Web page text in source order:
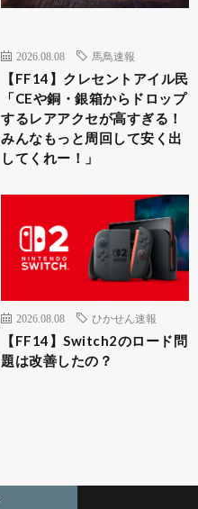
2026.08.08 馬鳥速報
【FF14】クレセントアイル民
「CEや銅・銀箱からドロップ
するレアアクセが高すぎる！
みんなもっと周回して安く出
してくれー！」
2026.08.08 ひかせん速報
【FF14】Switch2のロード問
題は改善したの？